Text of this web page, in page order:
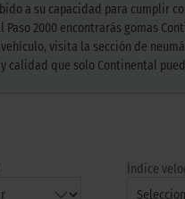
a su capacidad para cumplir
2000 encontrarás gomas
visita la sección de
calidad que solo Continental
Índice